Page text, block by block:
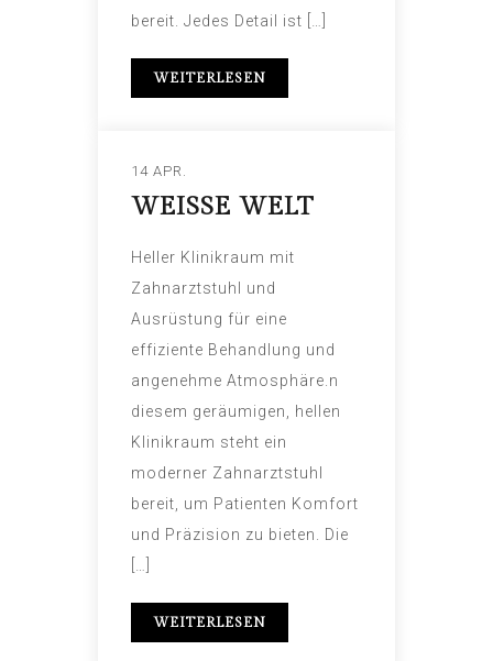
bereit. Jedes Detail ist […]
WEITERLESEN
14 APR.
WEISSE WELT
Heller Klinikraum mit
Zahnarztstuhl und
Ausrüstung für eine
effiziente Behandlung und
angenehme Atmosphäre.n
diesem geräumigen, hellen
Klinikraum steht ein
moderner Zahnarztstuhl
bereit, um Patienten Komfort
und Präzision zu bieten. Die
WEITERLESEN